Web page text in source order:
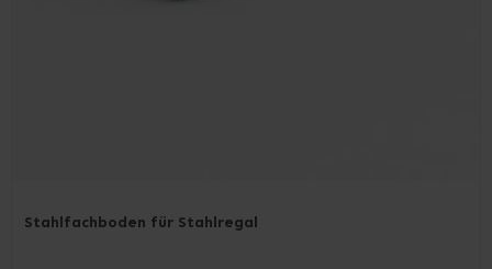
Stahlfachboden für Stahlregal